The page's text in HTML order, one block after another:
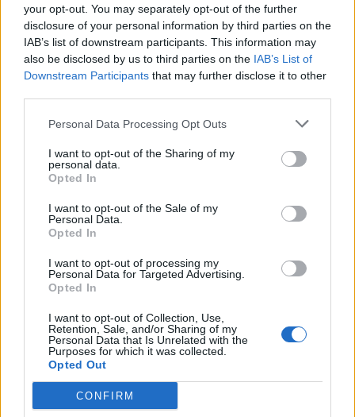
your opt-out. You may separately opt-out of the further
disclosure of your personal information by third parties on the
IAB’s list of downstream participants. This information may
also be disclosed by us to third parties on the IAB’s List of
Downstream Participants that may further disclose it to other
Personal Data Processing Opt Outs
I want to opt-out of the Sharing of my
personal data.
Opted In
I want to opt-out of the Sale of my
Personal Data.
Opted In
I want to opt-out of processing my
Personal Data for Targeted Advertising.
Opted In
I want to opt-out of Collection, Use,
Retention, Sale, and/or Sharing of my
Personal Data that Is Unrelated with the
Purposes for which it was collected.
Opted Out
CONFIRM